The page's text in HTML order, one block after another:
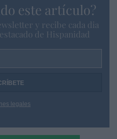
este artículo?
y recibe cada dia
de Hispanidad
legales